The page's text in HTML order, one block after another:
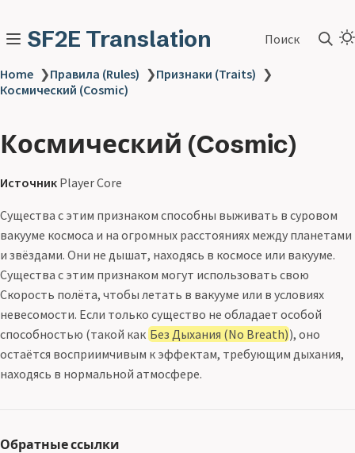
SF2E Translation Поиск
Home ❯Правила (Rules) ❯Признаки (Traits) ❯
Космический (Cosmic)
Космический (Cosmic)
Источник Player Core
Существа с этим признаком способны выживать в суровом
вакууме космоса и на огромных расстояниях между планетами
и звёздами. Они не дышат, находясь в космосе или вакууме.
Существа с этим признаком могут использовать свою
Скорость полёта, чтобы летать в вакууме или в условиях
невесомости. Если только существо не обладает особой
способностью (такой как Без Дыхания (No Breath)), оно
остаётся восприимчивым к эффектам, требующим дыхания,
находясь в нормальной атмосфере.
Обратные ссылки